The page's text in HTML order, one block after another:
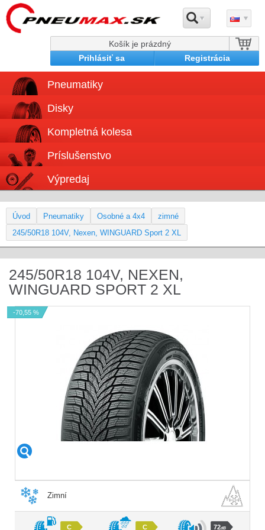
Košík je prázdný
Prihlásiť sa
Registrácia
Pneumatiky
Disky
Kompletná kolesa
Príslušenstvo
Výpredaj
Úvod Pneumatiky Osobné a 4x4
zimné
245/50R18 104V, Nexen, WINGUARD Sport 2 XL
245/50R18 104V, NEXEN,
WINGUARD SPORT 2 XL
-70,55 %
Zimní
C C 72dB